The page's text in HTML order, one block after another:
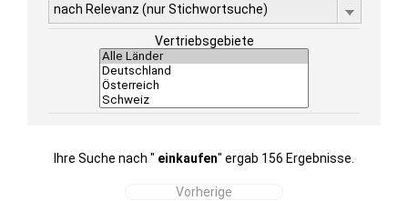
nach Relevanz (nur Stichwortsuche)
Vertriebsgebiete
Ihre Suche nach " einkaufen" ergab 156 Ergebnisse.
Vorherige